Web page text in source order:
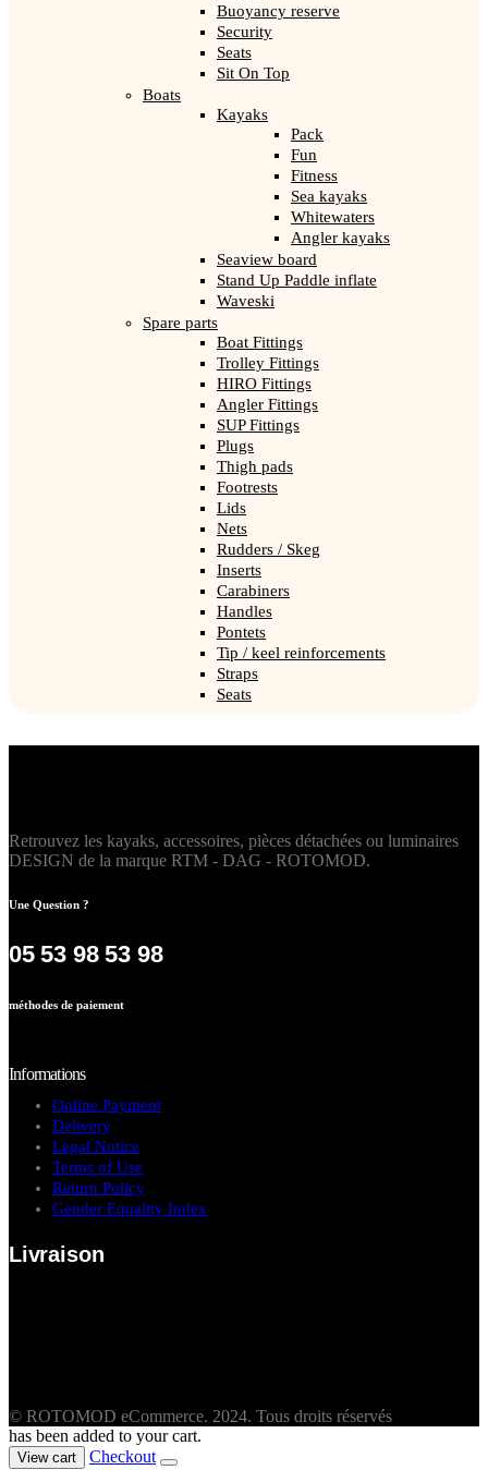
Buoyancy reserve
Security
Seats
Sit On Top
Boats
Kayaks
Pack
Fun
Fitness
Sea kayaks
Whitewaters
Angler kayaks
Seaview board
Stand Up Paddle inflate
Waveski
Spare parts
Boat Fittings
Trolley Fittings
HIRO Fittings
Angler Fittings
SUP Fittings
Plugs
Thigh pads
Footrests
Lids
Nets
Rudders / Skeg
Inserts
Carabiners
Handles
Pontets
Tip / keel reinforcements
Straps
Seats
Retrouvez les kayaks, accessoires, pièces détachées ou luminaires
DESIGN de la marque RTM - DAG - ROTOMOD.
Une Question ?
05 53 98 53 98
méthodes de paiement
Informations
Online Payment
Delivery
Legal Notice
Terms of Use
Return Policy
Gender Equality Index
Livraison
© ROTOMOD eCommerce. 2024. Tous droits réservés
has been added to your cart.
View cart Checkout